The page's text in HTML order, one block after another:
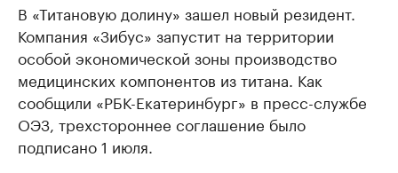
В «Титановую долину» зашел новый резидент.
Компания «Зибус» запустит на территории
особой экономической зоны производство
медицинских компонентов из титана. Как
сообщили «РБК-Екатеринбург» в пресс-службе
ОЭЗ, трехстороннее соглашение было
подписано 1 июля.